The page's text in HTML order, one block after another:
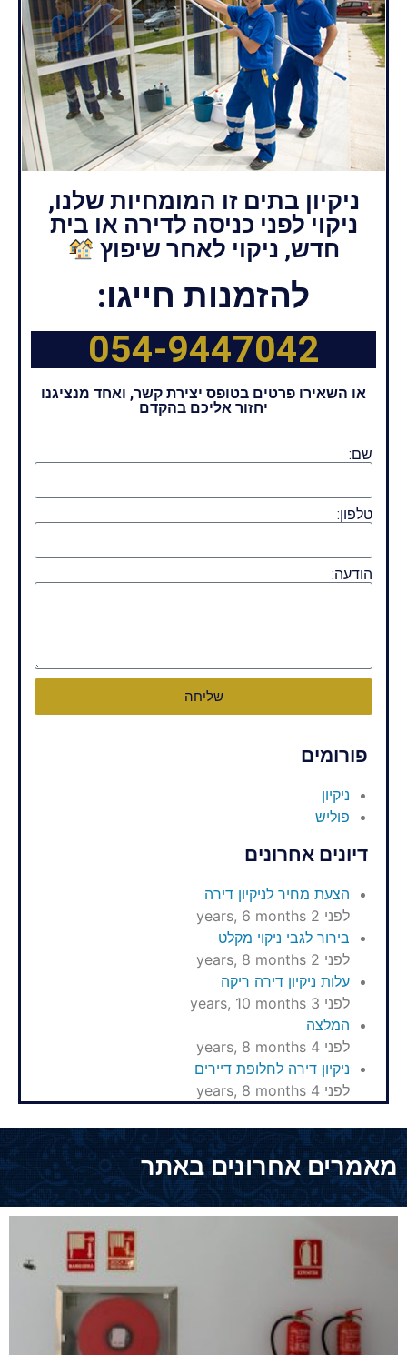
ניקיון בתים זו המומחיות שלנו,
ניקוי לפני כניסה לדירה או בית
חדש, ניקוי לאחר שיפוץ
להזמנות חייגו:
054-9447042
או השאירו פרטים בטופס יצירת קשר, ואחד מנציגנו
יחזור אליכם בהקדם
שם:
טלפון:
הודעה:
שליחה
פורומים
ניקיון
פוליש
דיונים אחרונים
הצעת מחיר לניקיון דירה
לפני 2 years, 6 months
בירור לגבי ניקוי מקלט
לפני 2 years, 8 months
עלות ניקיון דירה ריקה
לפני 3 years, 10 months
המלצה
לפני 4 years, 8 months
ניקיון דירה לחלופת דיירים
לפני 4 years, 8 months
מאמרים אחרונים באתר